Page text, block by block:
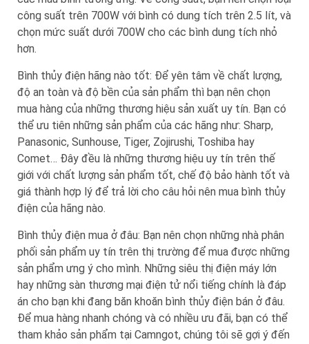
công suất trên 700W với bình có dung tích trên 2.5 lít, và
chọn mức suất dưới 700W cho các bình dung tích nhỏ
hơn.
Bình thủy điện hãng nào tốt: Để yên tâm về chất lượng,
độ an toàn và độ bền của sản phẩm thì bạn nên chọn
mua hàng của những thương hiệu sản xuất uy tín. Bạn có
thể ưu tiên những sản phẩm của các hãng như: Sharp,
Panasonic, Sunhouse, Tiger, Zojirushi, Toshiba hay
Comet… Đây đều là những thương hiệu uy tín trên thế
giới với chất lượng sản phẩm tốt, chế độ bảo hành tốt và
giá thành hợp lý để trả lời cho câu hỏi nên mua bình thủy
điện của hãng nào.
Bình thủy điện mua ở đâu: Bạn nên chọn những nhà phân
phối sản phẩm uy tín trên thị trường để mua được những
sản phẩm ưng ý cho mình. Những siêu thị điện máy lớn
hay những sàn thương mại điện tử nổi tiếng chính là đáp
án cho bạn khi đang băn khoăn bình thủy điện bán ở đâu.
Để mua hàng nhanh chóng và có nhiều ưu đãi, bạn có thể
tham khảo sản phẩm tại Camngot, chúng tôi sẽ gợi ý đến